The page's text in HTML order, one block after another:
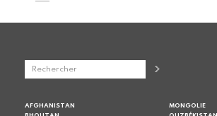
AFGHANISTAN
MONGOLIE